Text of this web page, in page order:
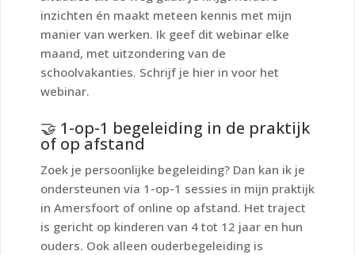
inzichten én maakt meteen kennis met mijn
manier van werken. Ik geef dit webinar elke
maand, met uitzondering van de
schoolvakanties. Schrijf je hier in voor het
webinar.
🤝 1-op-1 begeleiding in de praktijk
of op afstand
Zoek je persoonlijke begeleiding? Dan kan ik je
ondersteunen via 1-op-1 sessies in mijn praktijk
in Amersfoort of online op afstand. Het traject
is gericht op kinderen van 4 tot 12 jaar en hun
ouders. Ook alleen ouderbegeleiding is